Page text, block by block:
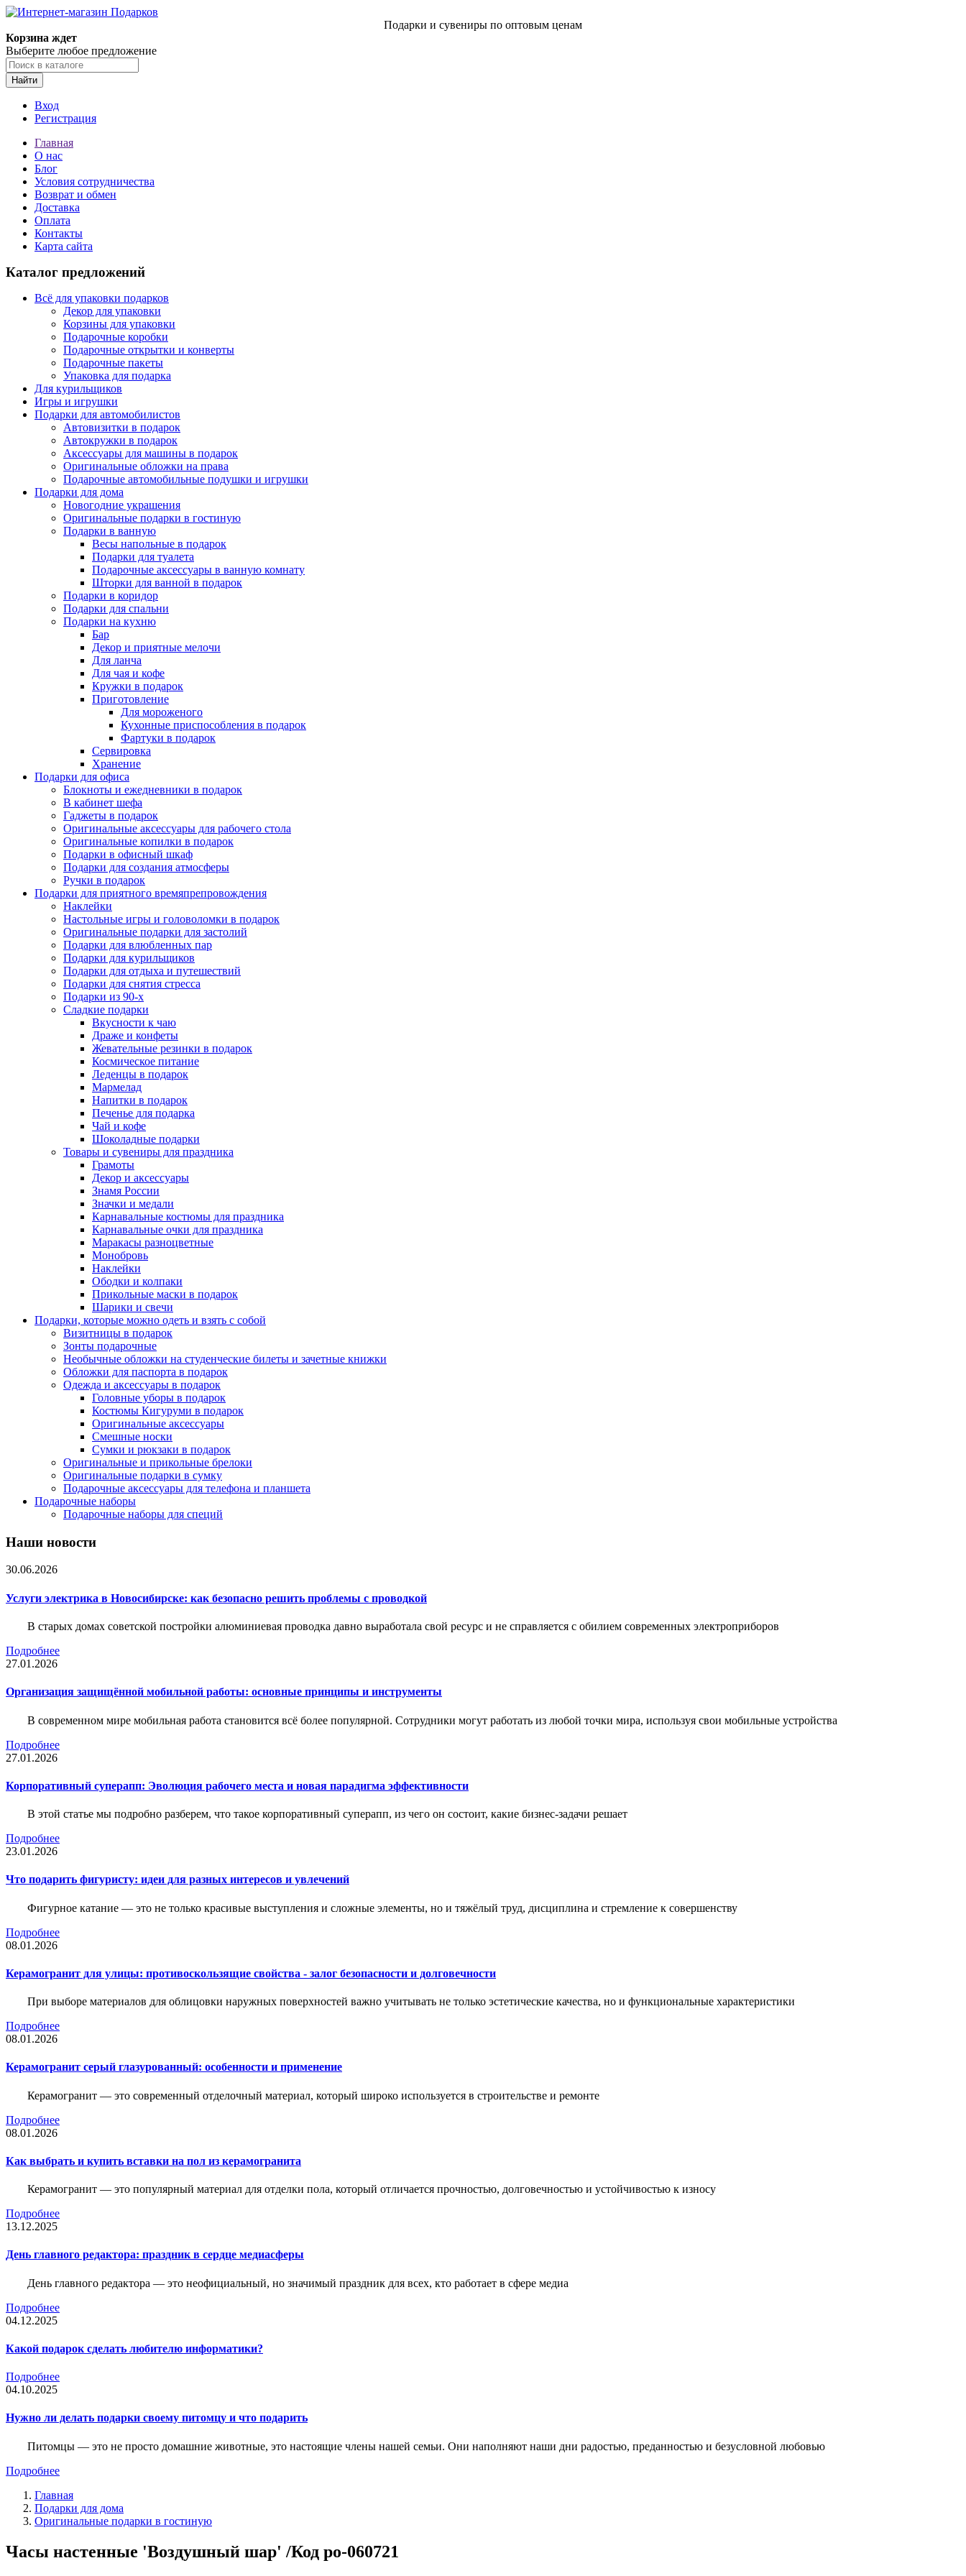
Подарки и сувениры по оптовым ценам
Корзина ждет
Выберите любое предложение
Найти
Вход
Регистрация
Главная
О нас
Блог
Условия сотрудничества
Возврат и обмен
Доставка
Оплата
Контакты
Карта сайта
Каталог предложений
Всё для упаковки подарков
Декор для упаковки
Корзины для упаковки
Подарочные коробки
Подарочные открытки и конверты
Подарочные пакеты
Упаковка для подарка
Для курильщиков
Игры и игрушки
Подарки для автомобилистов
Автовизитки в подарок
Автокружки в подарок
Аксессуары для машины в подарок
Оригинальные обложки на права
Подарочные автомобильные подушки и игрушки
Подарки для дома
Новогодние украшения
Оригинальные подарки в гостиную
Подарки в ванную
Весы напольные в подарок
Подарки для туалета
Подарочные аксессуары в ванную комнату
Шторки для ванной в подарок
Подарки в коридор
Подарки для спальни
Подарки на кухню
Бар
Декор и приятные мелочи
Для ланча
Для чая и кофе
Кружки в подарок
Приготовление
Для мороженого
Кухонные приспособления в подарок
Фартуки в подарок
Сервировка
Хранение
Подарки для офиса
Блокноты и ежедневники в подарок
В кабинет шефа
Гаджеты в подарок
Оригинальные аксессуары для рабочего стола
Оригинальные копилки в подарок
Подарки в офисный шкаф
Подарки для создания атмосферы
Ручки в подарок
Подарки для приятного времяпрепровождения
Наклейки
Настольные игры и головоломки в подарок
Оригинальные подарки для застолий
Подарки для влюбленных пар
Подарки для курильщиков
Подарки для отдыха и путешествий
Подарки для снятия стресса
Подарки из 90-х
Сладкие подарки
Вкусности к чаю
Драже и конфеты
Жевательные резинки в подарок
Космическое питание
Леденцы в подарок
Мармелад
Напитки в подарок
Печенье для подарка
Чай и кофе
Шоколадные подарки
Товары и сувениры для праздника
Грамоты
Декор и аксессуары
Знамя России
Значки и медали
Карнавальные костюмы для праздника
Карнавальные очки для праздника
Маракасы разноцветные
Монобровь
Наклейки
Ободки и колпаки
Прикольные маски в подарок
Шарики и свечи
Подарки, которые можно одеть и взять с собой
Визитницы в подарок
Зонты подарочные
Необычные обложки на студенческие билеты и зачетные книжки
Обложки для паспорта в подарок
Одежда и аксессуары в подарок
Головные уборы в подарок
Костюмы Кигуруми в подарок
Оригинальные аксессуары
Смешные носки
Сумки и рюкзаки в подарок
Оригинальные и прикольные брелоки
Оригинальные подарки в сумку
Подарочные аксессуары для телефона и планшета
Подарочные наборы
Подарочные наборы для специй
Наши новости
30.06.2026
Услуги электрика в Новосибирске: как безопасно решить проблемы с проводкой
В старых домах советской постройки алюминиевая проводка давно выработала свой ресурс и не справляется с обилием современных электроприборов
Подробнее
27.01.2026
Организация защищённой мобильной работы: основные принципы и инструменты
В современном мире мобильная работа становится всё более популярной. Сотрудники могут работать из любой точки мира, используя свои мобильные устройства
Подробнее
27.01.2026
Корпоративный суперапп: Эволюция рабочего места и новая парадигма эффективности
В этой статье мы подробно разберем, что такое корпоративный суперапп, из чего он состоит, какие бизнес-задачи решает
Подробнее
23.01.2026
Что подарить фигуристу: идеи для разных интересов и увлечений
Фигурное катание — это не только красивые выступления и сложные элементы, но и тяжёлый труд, дисциплина и стремление к совершенству
Подробнее
08.01.2026
Керамогранит для улицы: противоскользящие свойства - залог безопасности и долговечности
При выборе материалов для облицовки наружных поверхностей важно учитывать не только эстетические качества, но и функциональные характеристики
Подробнее
08.01.2026
Керамогранит серый глазурованный: особенности и применение
Керамогранит — это современный отделочный материал, который широко используется в строительстве и ремонте
Подробнее
08.01.2026
Как выбрать и купить вставки на пол из керамогранита
Керамогранит — это популярный материал для отделки пола, который отличается прочностью, долговечностью и устойчивостью к износу
Подробнее
13.12.2025
День главного редактора: праздник в сердце медиасферы
День главного редактора — это неофициальный, но значимый праздник для всех, кто работает в сфере медиа
Подробнее
04.12.2025
Какой подарок сделать любителю информатики?
Подробнее
04.10.2025
Нужно ли делать подарки своему питомцу и что подарить
Питомцы — это не просто домашние животные, это настоящие члены нашей семьи. Они наполняют наши дни радостью, преданностью и безусловной любовью
Подробнее
Главная
Подарки для дома
Оригинальные подарки в гостиную
Часы настенные 'Воздушный шар' /Код po-060721